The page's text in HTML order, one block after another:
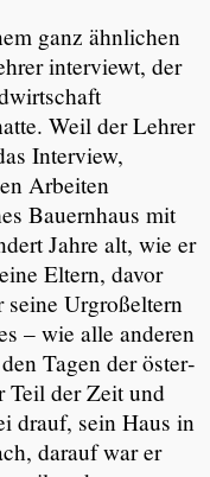
ganz ähnlichen
inter­viewt, der
Weil der Lehrer
Interview,
Arbeiten
Bauern­haus mit
Jahre alt, wie er
Eltern, davor
seine Urgroß­el­tern
– wie alle anderen
Tagen der öster­
Teil der Zeit und
drauf, sein Haus in
darauf war er